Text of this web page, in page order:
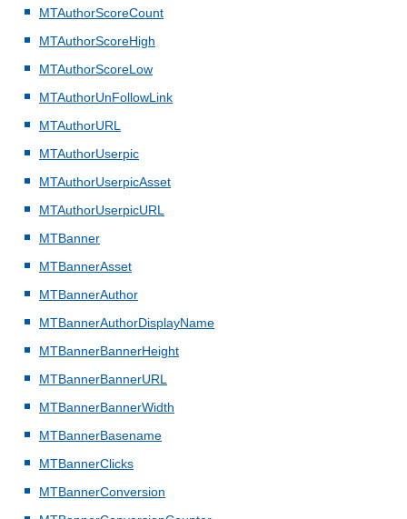
MTAuthorScoreCount
MTAuthorScoreHigh
MTAuthorScoreLow
MTAuthorUnFollowLink
MTAuthorURL
MTAuthorUserpic
MTAuthorUserpicAsset
MTAuthorUserpicURL
MTBanner
MTBannerAsset
MTBannerAuthor
MTBannerAuthorDisplayName
MTBannerBannerHeight
MTBannerBannerURL
MTBannerBannerWidth
MTBannerBasename
MTBannerClicks
MTBannerConversion